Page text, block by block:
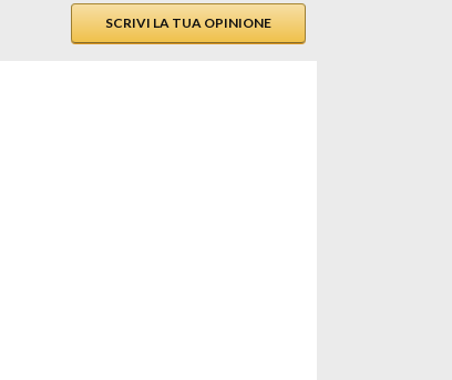
SCRIVI LA TUA OPINIONE